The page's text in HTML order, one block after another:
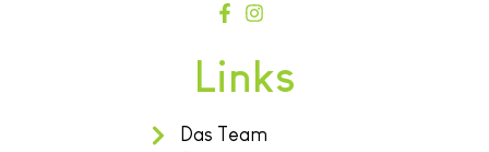
Links
Das Team